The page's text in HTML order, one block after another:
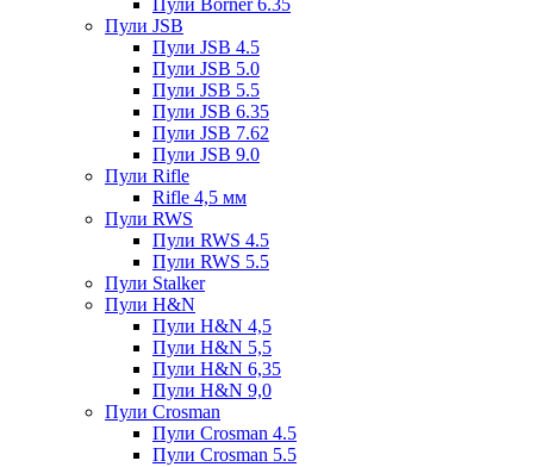
Пули Borner 6.35
Пули JSB
Пули JSB 4.5
Пули JSB 5.0
Пули JSB 5.5
Пули JSB 6.35
Пули JSB 7.62
Пули JSB 9.0
Пули Rifle
Rifle 4,5 мм
Пули RWS
Пули RWS 4.5
Пули RWS 5.5
Пули Stalker
Пули H&N
Пули H&N 4,5
Пули H&N 5,5
Пули H&N 6,35
Пули H&N 9,0
Пули Crosman
Пули Crosman 4.5
Пули Crosman 5.5